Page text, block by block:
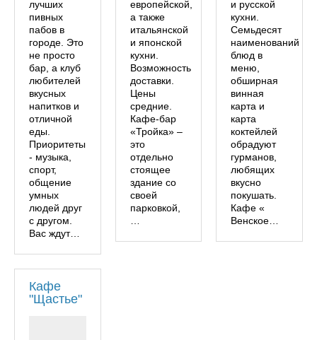
лучших
пивных
пабов в
городе. Это
не просто
бар, а клуб
любителей
вкусных
напитков и
отличной
еды.
Приоритеты
- музыка,
спорт,
общение
умных
людей друг
с другом.
Вас ждут…
европейской,
а также
итальянской
и японской
кухни.
Возможность
доставки.
Цены
средние.
Кафе-бар
«Тройка» –
это
отдельно
стоящее
здание со
своей
парковкой,
и русской
кухни.
Семьдесят
наименований
блюд в
меню,
обширная
винная
карта и
карта
коктейлей
обрадуют
гурманов,
любящих
вкусно
покушать.
Кафе «
Венское…
Кафе
"Щастье"